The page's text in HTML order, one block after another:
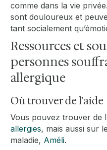
comme dans la vie
sont douloureux et
tant socialement
Ressources et
personnes
allergique
Où trouver de l'aide
Vous pouvez trouver de
allergies, mais aussi sur
maladie, Améli.